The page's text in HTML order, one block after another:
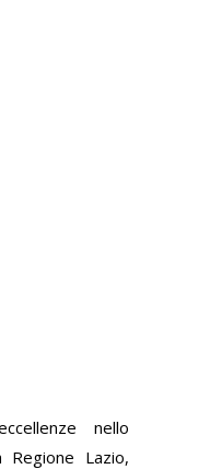
nello
Lazio,